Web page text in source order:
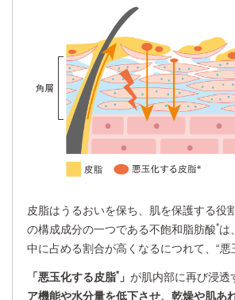
皮脂はうるおいを保ち、肌を保護する役
の構成成分の一つである不飽和脂肪酸*は
中に占める割合が高くなるにつれて、“悪
「悪玉化する皮脂* 」 が肌内部に再び浸透
ア機能や水分量を低下させ、乾燥や肌あ